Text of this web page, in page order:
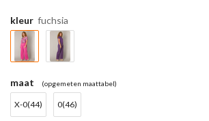
kleur fuchsia
maat (opgemeten maattabel)
X-0(44) 0(46)